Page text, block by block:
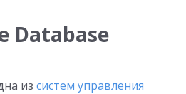
Database
из систем управления